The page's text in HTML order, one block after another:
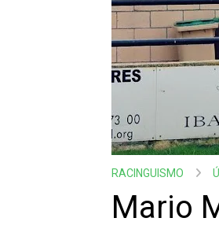
RACINGUISMO
Mario